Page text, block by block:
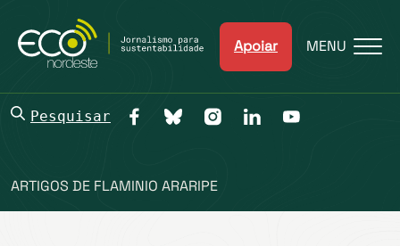
Apoiar MENU
Pesquisar
ARTIGOS DE FLAMINIO ARARIPE